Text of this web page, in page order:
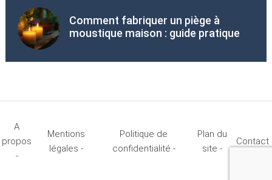
Comment fabriquer un piège à
moustique maison : guide pratique
A
propos
-
Mentions
légales -
Politique de
confidentialité -
Plan du
site -
Contact